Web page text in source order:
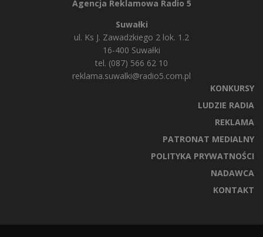
Agencja Reklamowa Radio 5
Suwałki
ul. Ks J. Zawadzkiego 2 lok. 1.2
16-400 Suwałki
tel. (087) 566 62 10
reklama.suwalki@radio5.com.pl
KONKURSY
LUDZIE RADIA
REKLAMA
PATRONAT MEDIALNY
POLITYKA PRYWATNOŚCI
NADAWCA
KONTAKT